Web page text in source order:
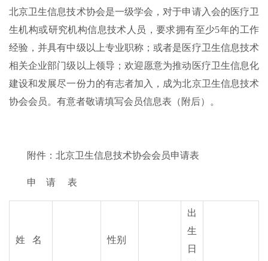
北京卫生信息技术协会是一级学会，对于申请入会的医疗卫
生机构或研究机构信息技术人员，要求拥有至少5年的工作
经验，并具有中级以上专业职称；或者是医疗卫生信息技术
相关企业部门级以上领导；欢迎愿意为推动医疗卫生信息化
建设和发展尽一份力的有志者加入，成为北京卫生信息技术
协会会员。有意者敬请填写会员信息表（附后）。
附件：北京卫生信息技术协会会员申请表
申 请 表
姓 名 性别
出
生
日